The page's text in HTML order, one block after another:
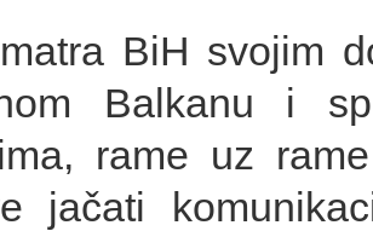
BiH svojim
Balkanu i
rame uz
jačati